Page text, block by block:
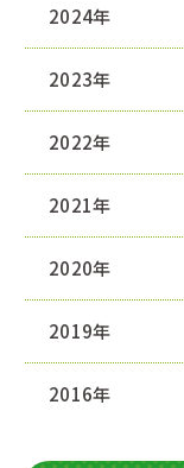
2024年
2023年
2022年
2021年
2020年
2019年
2016年